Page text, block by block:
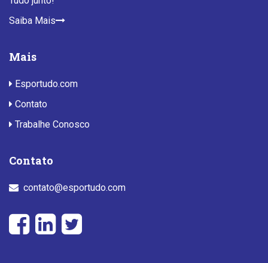
Saiba Mais
Mais
Esportudo.com
Contato
Trabalhe Conosco
Contato
contato@esportudo.com